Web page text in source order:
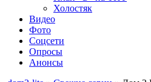
Холостяк
Видео
Фото
Соцсети
Опросы
Анонсы